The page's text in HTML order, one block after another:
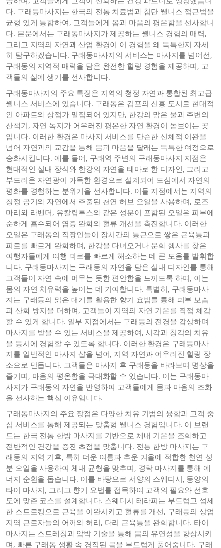
다. 구래동마사지는 한국의 전통 치료법과 첨단 웰니스 접근법을
균형 있게 통합하여, 고객들에게 몸과 마음의 평온함을 선사합니
다. 본문에서는 구래동마사지가 제공하는 웰니스 경험의 매력,
그리고 지역의 자연과 산업 환경이 이 경험을 왜 독특한지 자세
히 탐구하겠습니다. 구래동마사지의 서비스는 마사지를 넘어선,
구래동의 지역적 매력을 담은 완전한 힐링 경험을 제공하며, 고
객들의 삶에 생기를 선사합니다.
구래동마사지의 주요 특징은 지역의 청정 자연과 통합된 최고급
웰니스 서비스에 있습니다. 구래동은 김포의 신흥 도시로 현대적
인 아파트와 상점가 밀집되어 있지만, 한강의 맑은 물과 주변의
산책기, 자연 녹지가 어우러진 평온한 자연 환경이 돋보이는 곳
입니다. 이러한 환경은 마사지 서비스를 단순한 신체적 이완을
넘어 자연과의 교감을 통해 몸과 마음을 달래는 독특한 여정으로
승화시킵니다. 예를 들어, 구래역 주변의 구래동마사지 지점은
현대적인 실내 장식와 한강의 자연을 테마로 한 디자인, 그리고
부드러운 자연광이 가득한 환경으로 설계되어 도심에서 자연의
평화를 경험하는 분위기을 선사합니다. 이들 지점에서는 지역의
청정 공기와 자연에서 추출된 천연 허브 오일을 사용하며, 로즈
마리와 라벤더, 유칼립투스와 같은 성분이 포함된 오일은 피부에
순하게 흡수되어 염증 완화와 혈류 개선을 촉진합니다. 이러한
오일은 구래동의 직장인들이 장시간의 통근으로 쌓은 근육통과
피로를 빠르게 완화하며, 한강을 다녀오거나 문화 행사를 찾은
여행자들에게 여행 피로를 빠르게 해소하는 데 큰 도움를 발휘합
니다. 구래동마사지는 구래동의 자연을 담은 실내 디자인를 통해
고객들이 자연 속에 머무는 듯한 편안함을 느끼도록 하며, 이는
몸의 자연 치유력을 높이는 데 기여합니다. 특별히, 구래동마사
지는 구래동의 맑은 대기를 활용한 향기 요법를 통해 피부 보습
과 산화 방지을 더하며, 고객들이 지역의 자연 기운를 직접 체감
할 수 있게 합니다. 일부 지점에서는 구래동의 전경을 감상하며
마사지를 받을 수 있는 서비스을 제공하여, 시각과 청각의 치유
을 동시에 경험할 수 있도록 합니다. 이러한 환경은 구래동마사
지를 일반적인 마사지 샵을 넘어, 지역 자연과 어우러진 힐링 장
소으로 만듭니다. 고객들은 마사지 후 구래동을 바라보며 명상을
즐기며, 마음의 평온함을 극대화할 수 있습니다. 이는 구래동마
사지가 구래동의 자연을 반영하여 고객들에게 몸과 마음의 조화
을 선사하는 핵심 이유입니다.
구래동마사지의 주요 장점은 다양한 치유 기법의 융합과 고객 중
심 서비스를 통해 제공되는 맞춤형 웰니스 경험입니다. 이 브랜
드는 한국 전통 한방 마사지를 기반으로 체내 기운을 조화하고
전반적인 건강을 증진 초점을 맞춥니다. 전통 한방 마사지는 구
래동의 지역 기후, 특히 더운 여름과 추운 겨울에 적합한 천연 성
분 오일을 사용하여 체내 균형을 맞추며, 경락 마사지를 통해 에
너지 순환을 돕습니다. 이를 바탕으로 서양의 스웨디시, 동양의
타이 마사지, 그리고 향기 요법를 접목하여 고객의 필요와 선호
도에 맞춘 코스를 설계합니다. 스웨디시 테라피는 부드럽고 섬세
한 스트로킹으로 근육을 이완시키고 혈류를 개선, 구래동의 상업
지역 근로자들의 어깨와 허리, 다리 근육통을 완화합니다. 타이
마사지는 스트레칭과 압박 기술을 통해 몸의 유연성을 향상시키
며, 빠른 구래동 생활 속 경직된 몸을 부드럽게 풀어줍니다. 구래